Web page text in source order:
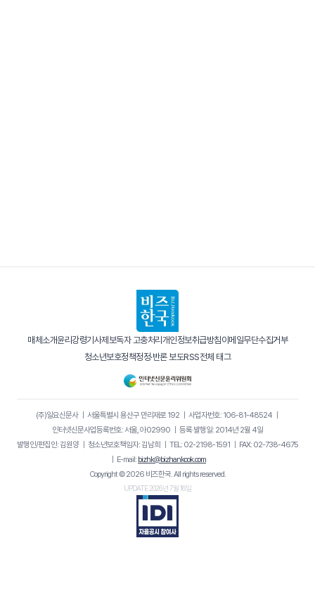
매체소개윤리강령기사제보독자 고충처리 개인정보취급방침이메일무단수집거부
청소년보호정책정정·반론 보도RSS전체 태그
(주)일요신문사｜ 서울특별시 용산구 만리재로 192｜ 사업자번호: 106-81-48524｜
인터넷신문사업등록번호: 서울, 아02990
등록·발행일: 2014년 2월 4일
발행인/편집인: 김원양｜ 청소년보호책임자: 김남희 TEL: 02-2198-1591
FAX: 02-738-4675
E-mail: bizhk@bizhankook.com
Copyright © 2026 비즈한국. All rights reserved.
UPDATE 2026년 7월 16일